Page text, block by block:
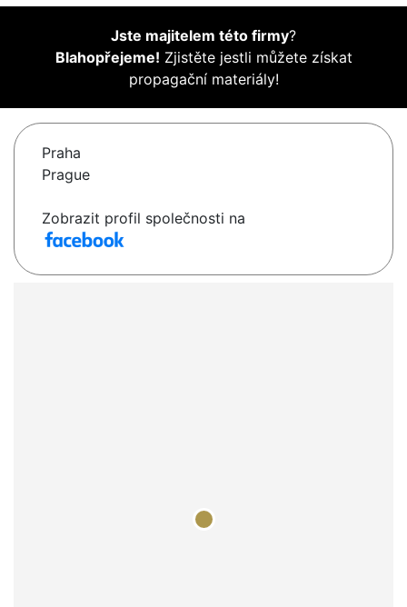
Jste majitelem této firmy?
Blahopřejeme! Zjistěte jestli můžete získat
propagační materiály!
Praha
Prague
Zobrazit profil společnosti na